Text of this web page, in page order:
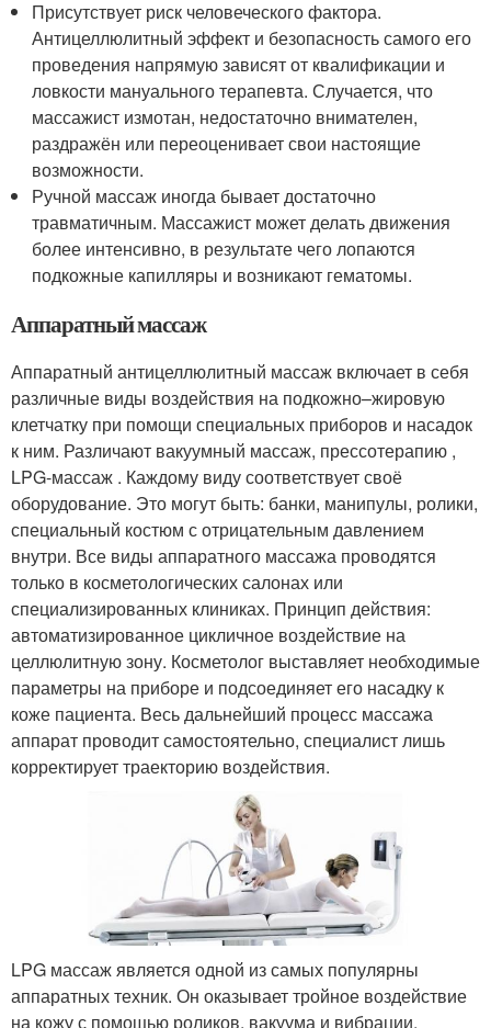
Присутствует риск человеческого фактора.
Антицеллюлитный эффект и безопасность самого его
проведения напрямую зависят от квалификации и
ловкости мануального терапевта. Случается, что
массажист измотан, недостаточно внимателен,
раздражён или переоценивает свои настоящие
возможности.
Ручной массаж иногда бывает достаточно
травматичным. Массажист может делать движения
более интенсивно, в результате чего лопаются
подкожные капилляры и возникают гематомы.
Аппаратный массаж
Аппаратный антицеллюлитный массаж включает в себя
различные виды воздействия на подкожно–жировую
клетчатку при помощи специальных приборов и насадок
к ним. Различают вакуумный массаж, прессотерапию ,
LPG-массаж . Каждому виду соответствует своё
оборудование. Это могут быть: банки, манипулы, ролики,
специальный костюм с отрицательным давлением
внутри. Все виды аппаратного массажа проводятся
только в косметологических салонах или
специализированных клиниках. Принцип действия:
автоматизированное цикличное воздействие на
целлюлитную зону. Косметолог выставляет необходимые
параметры на приборе и подсоединяет его насадку к
коже пациента. Весь дальнейший процесс массажа
аппарат проводит самостоятельно, специалист лишь
корректирует траекторию воздействия.
LPG массаж является одной из самых популярны
аппаратных техник. Он оказывает тройное воздействие
на кожу с помощью роликов, вакуума и вибрации.